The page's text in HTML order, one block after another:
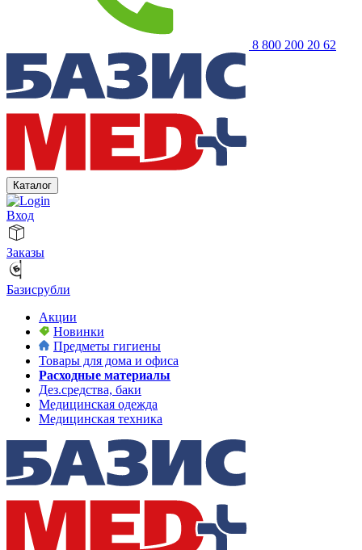
8 800 200 20 62
Каталог
Вход
Заказы
Базисрубли
Акции
Новинки
Предметы гигиены
Товары для дома и офиса
Расходные материалы
Дез.средства, баки
Медицинская одежда
Медицинская техника